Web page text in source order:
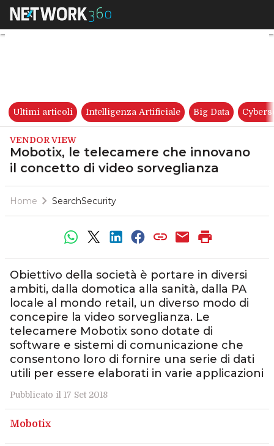
Mobotix, le telecamere che
Ultimi articoli Intelligenza Artificiale Big Data
VENDOR VIEW
Mobotix, le telecamere che innovano
il concetto di video sorveglianza
Home SearchSecurity
Obiettivo della società è portare in diversi
ambiti, dalla domotica alla sanità, dalla PA
locale al mondo retail, un diverso modo di
concepire la video sorveglianza. Le
telecamere Mobotix sono dotate di
software e sistemi di comunicazione che
consentono loro di fornire una serie di dati
utili per essere elaborati in varie applicazioni
Pubblicato il 17 Set 2018
Mobotix